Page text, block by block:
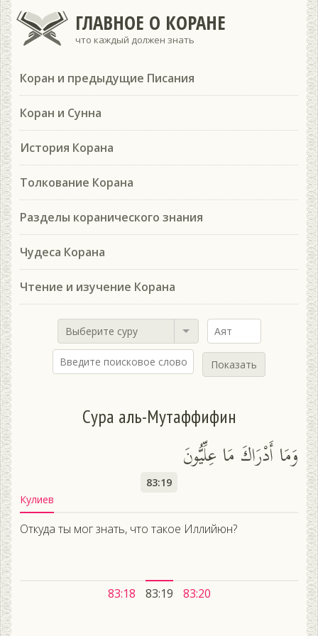
ГЛАВНОЕ О КОРАНЕ
что каждый должен знать
Коран и предыдущие Писания
Коран и Сунна
История Корана
Толкование Корана
Разделы коранического знания
Чудеса Корана
Чтение и изучение Корана
Выберите суру
Показать
Сура аль-Мутаффифин
وَمَا أَدْرَاكَ مَا عِلِّيُّونَ
83:19
Кулиев
Откуда ты мог знать, что такое Иллийюн?
83:18 83:19 83:20